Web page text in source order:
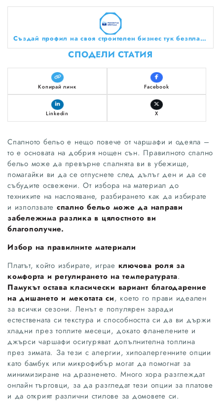
Създай профил на своя строителен бизнес тук безплатно!
СПОДЕЛИ СТАТИЯ
Копирай линк Facebook
Linkedin X
Спалното бельо е нещо повече от чаршафи и одеяла –
то е основата на добрия нощен сън. Правилното спално
бельо може да превърне спалнята ви в убежище,
помагайки ви да се отпуснете след дълъг ден и да се
събудите освежени. От избора на материал до
техниките на наслояване, разбирането как да избирате
и използвате спално бельо може да направи
забележима разлика в цялостното ви
благополучие.
Избор на правилните материали
Платът, който избирате, играе ключова роля за
комфорта и регулирането на температурата.
Памукът остава класически вариант благодарение
на дишането и мекотата си, което го прави идеален
за всички сезони. Ленът е популярен заради
естествената си текстура и способността си да ви държи
хладни през топлите месеци, докато фланелените и
джърси чаршафи осигуряват допълнителна топлина
през зимата. За тези с алергии, хипоалергенните опции
като бамбук или микрофибър могат да помогнат за
минимизиране на дразненето. Много хора разглеждат
онлайн търговци, за да разгледат тези опции за платове
и да открият различни стилове за домовете си.